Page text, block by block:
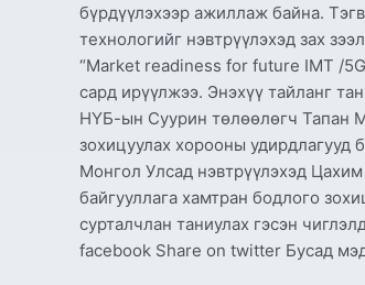
бүрдүүлэхээр ажиллаж байна.
технологийг нэвтрүүлэхэд зах
“Market readiness for future IMT /
сард ирүүлжээ. Энэхүү тайланг
НҮБ-ын Суурин төлөөлөгч Тапан
зохицуулах хорооны удирдлагууд
Монгол Улсад нэвтрүүлэхэд
байгууллага хамтран бодлого
сурталчлан таниулах гэсэн
facebook Share on twitter Бусад